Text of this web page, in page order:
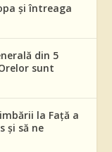
și întreaga
din 5
sunt
la Față a
și să ne